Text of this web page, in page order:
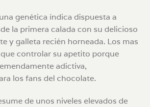
genética índica dispuesta a
la primera calada con su delicioso
y galleta recién horneada. Los mas
controlar su apetito porque
adictiva,
los fans del chocolate.
de unos niveles elevados de